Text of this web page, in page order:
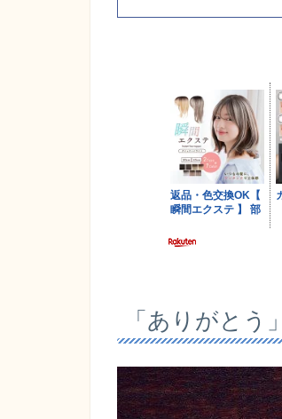
「ありがとう